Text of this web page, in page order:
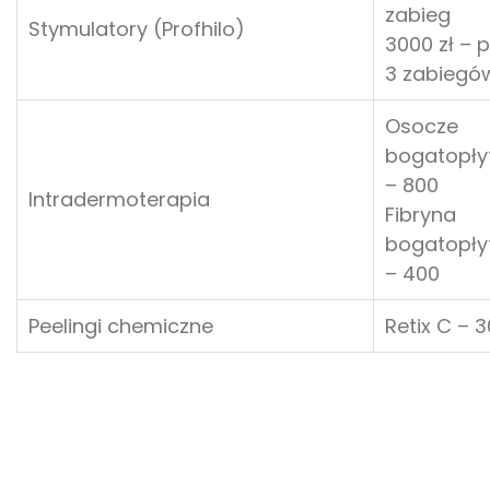
Stymulatory (Profhilo)
zabieg
3000 zł –
3
Intradermoterapia
Osocze
– 800
Fibryna
– 400
Peelingi chemiczne
Retix C –